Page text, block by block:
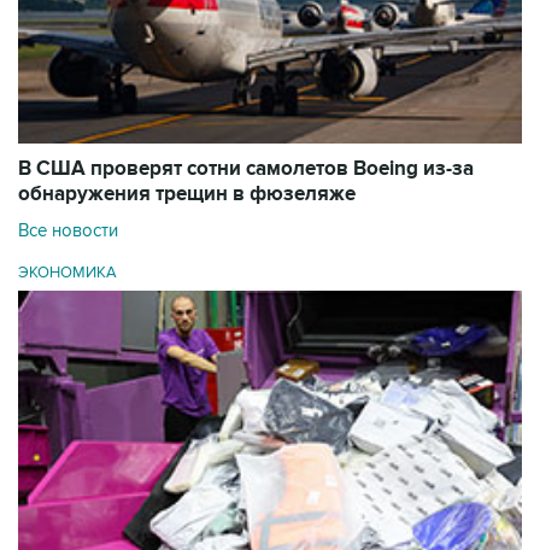
В США проверят сотни самолетов Boeing из-за
обнаружения трещин в фюзеляже
Все новости
ЭКОНОМИКА